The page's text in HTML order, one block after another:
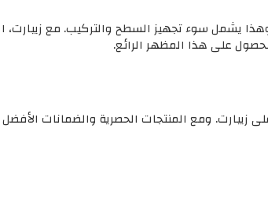
تقلل من ذلك. وهذا يشمل سوء تجهيز السطح والتركيب. مع
على هذا المظهر الرائع.
زيبارت. ومع المنتجات الحصرية والضمانات